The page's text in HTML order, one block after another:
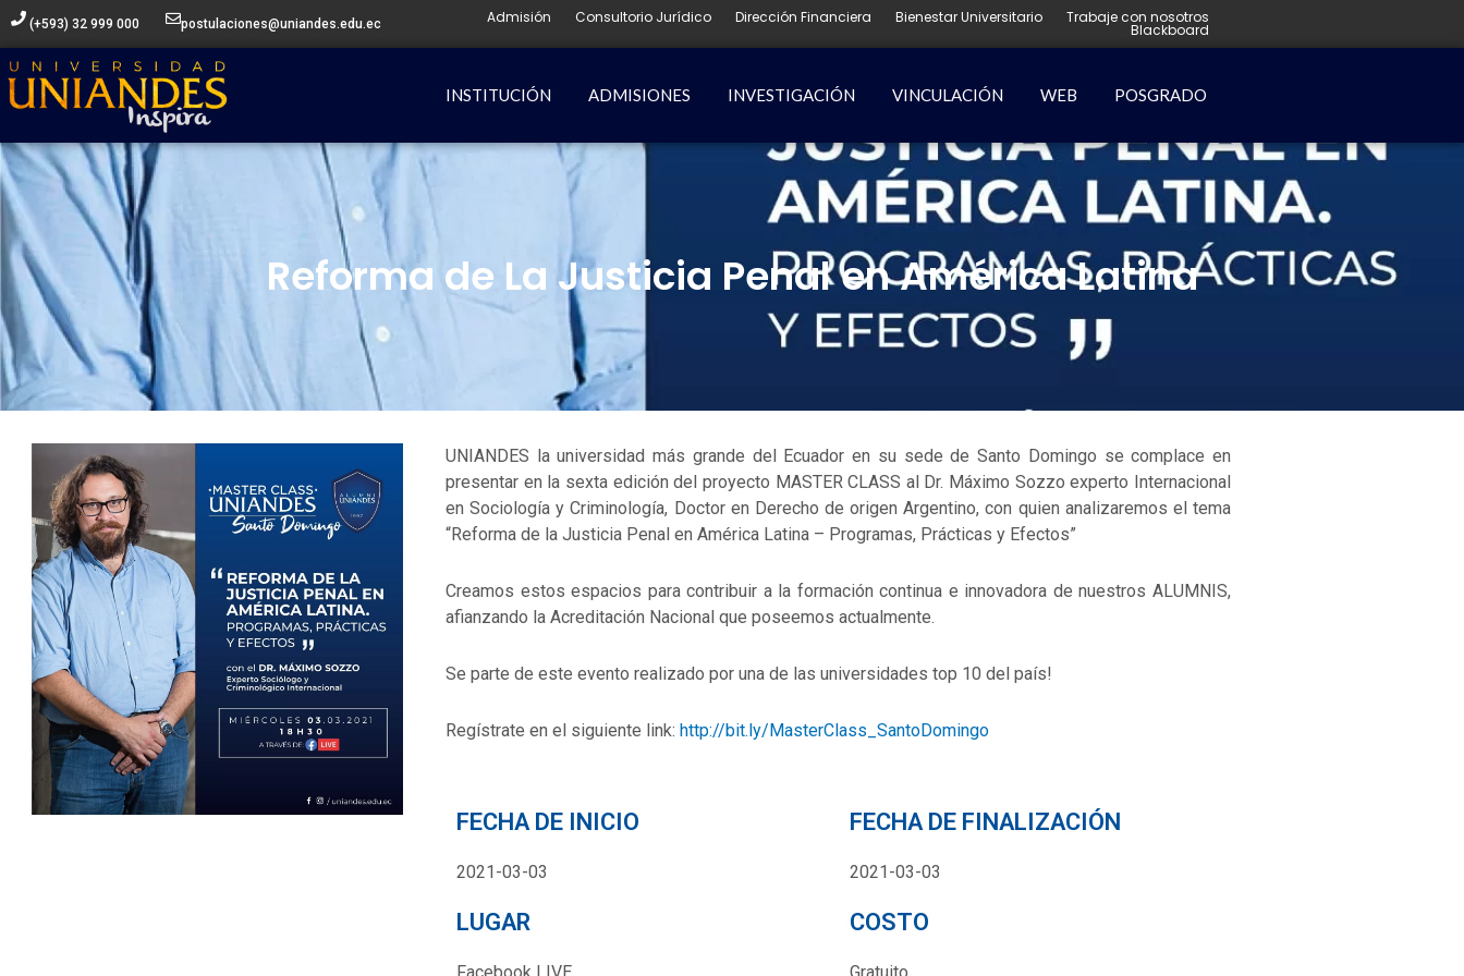
contenido
(+593) 32 999 000 postulaciones@uniandes.edu.ec Admisión Consultorio Jurídico Dirección Financiera Bienestar Universitario Trabaje con nosotros
Blackboard
INSTITUCIÓN ADMISIONES INVESTIGACIÓN VINCULACIÓN WEB POSGRADO
Reforma de La Justicia Penal en América Latina
UNIANDES la universidad más grande del Ecuador en su sede de Santo Domingo se complace en
presentar en la sexta edición del proyecto MASTER CLASS al Dr. Máximo Sozzo experto Internacional
en Sociología y Criminología, Doctor en Derecho de origen Argentino, con quien analizaremos el tema
“Reforma de la Justicia Penal en América Latina – Programas, Prácticas y Efectos”
Creamos estos espacios para contribuir a la formación continua e innovadora de nuestros ALUMNIS,
afianzando la Acreditación Nacional que poseemos actualmente.
Se parte de este evento realizado por una de las universidades top 10 del país!
Regístrate en el siguiente link: http://bit.ly/MasterClass_SantoDomingo
FECHA DE INICIO
2021-03-03
FECHA DE FINALIZACIÓN
2021-03-03
LUGAR COSTO